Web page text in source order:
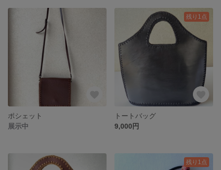
ポシェット
展示中
残り1点
トートバッグ
9,000円
残り1点